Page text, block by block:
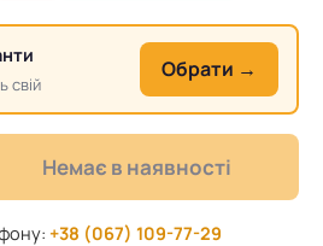
свій
Обрати →
Немає в наявності
+38 (067) 109-77-29